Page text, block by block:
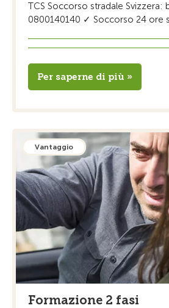
TCS Soccorso stradale Svizzera:
0800140140 ✓ Soccorso 24 ore
Per saperne di più »
Vantaggio
Formazione 2 fasi